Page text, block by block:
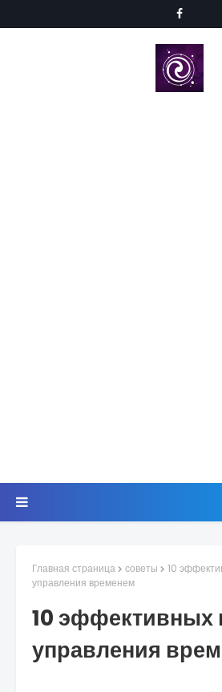
Главная страница советы
10
управления временем
10 эффективных
управления